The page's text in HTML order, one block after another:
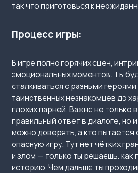
так что приготовься к
Процесс игры:
В игре полно горячих сцен,
эмоциональных моментов. Ты
сталкиваться с разными
таинственных незнакомцев до
плохих парней. Важно не только
правильный ответ в диалоге, но
можно доверять, а кто пытается
опасную игру. Тут нет чётких
и злом — только ты решаешь, как
историю. Чем дальше ты